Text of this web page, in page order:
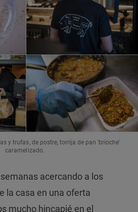
y trufas, de postre, torrija de pan 'brioche'
caramelizado.
acercando a los
la casa en una oferta
mucho hincapié en el